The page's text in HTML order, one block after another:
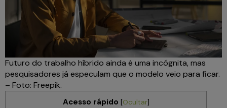
Futuro do trabalho híbrido ainda é uma incógnita, mas
pesquisadores já especulam que o modelo veio para ficar.
– Foto: Freepik.
Acesso rápido [Ocultar]